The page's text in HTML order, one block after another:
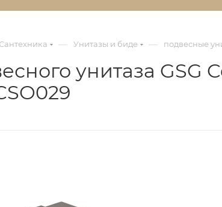
Сантехника — Унитазы и биде — подвесные
унитаза GSG